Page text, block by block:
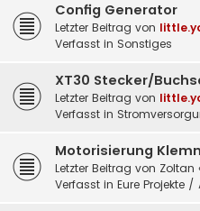
Config Generator
Letzter Beitrag von
Verfasst in Sonstiges
XT30 Stecker/
Letzter Beitrag von
Verfasst in
Motorisierung
Letzter Beitrag von Zoltan
Verfasst in Eure Projekte